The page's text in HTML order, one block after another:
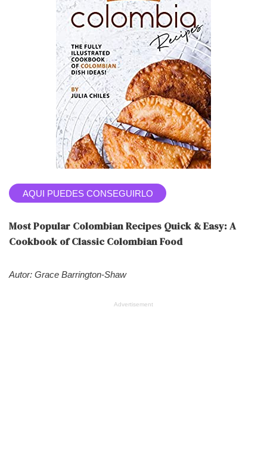
AQUI PUEDES CONSEGUIRLO
Most Popular Colombian Recipes Quick & Easy: A
Cookbook of Classic Colombian Food
Autor: Grace Barrington-Shaw
Advertisement